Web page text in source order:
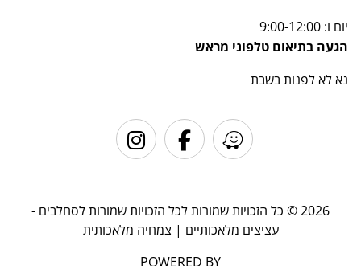
יום ו: 9:00-12:00
הגעה בתיאום טלפוני מראש
נא לא לפנות בשבת
2026 © כל הזכויות שמורות לכל הזכויות שמורות לסחלבים -
עציצים מלאכותיים | צמחיה מלאכותית
POWERED BY